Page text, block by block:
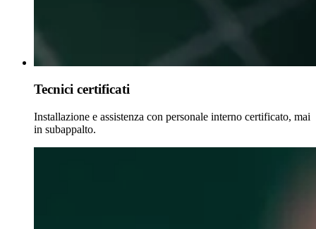
Tecnici certificati
Installazione e assistenza con personale interno certificato, mai
in subappalto.